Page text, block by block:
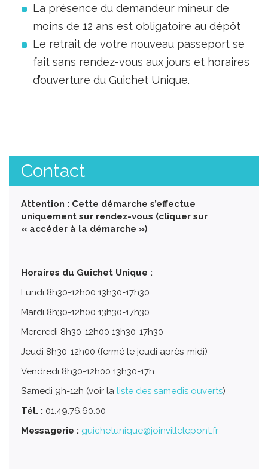
La présence du demandeur mineur de
moins de 12 ans est obligatoire au dépôt
Le retrait de votre nouveau passeport se
fait sans rendez-vous aux jours et horaires
d’ouverture du Guichet Unique.
Contact
Attention : Cette démarche s’effectue
uniquement sur rendez-vous (cliquer sur
« accéder à la démarche »)
Horaires du Guichet Unique :
Lundi 8h30-12h00 13h30-17h30
Mardi 8h30-12h00 13h30-17h30
Mercredi 8h30-12h00 13h30-17h30
Jeudi 8h30-12h00 (fermé le jeudi après-midi)
Vendredi 8h30-12h00 13h30-17h
Samedi 9h-12h (voir la liste des samedis ouverts)
Tél. : 01.49.76.60.00
Messagerie : guichetunique@joinvillelepont.fr